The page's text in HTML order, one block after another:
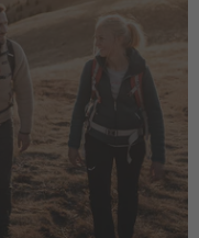
LUNCH BREAK